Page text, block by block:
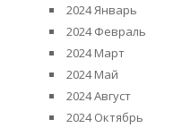
2024 Январь
2024 Февраль
2024 Март
2024 Май
2024 Август
2024 Октябрь